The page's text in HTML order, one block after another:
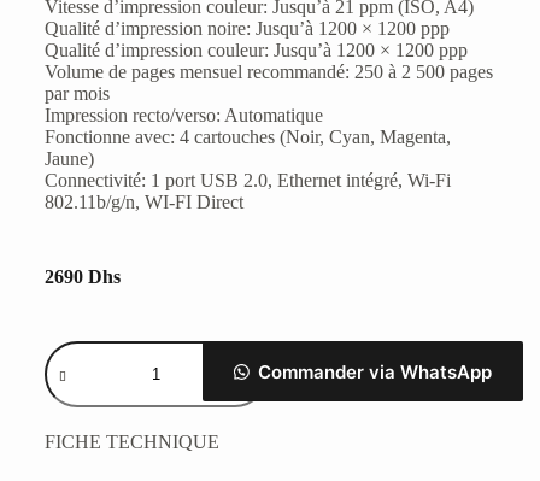
Vitesse d’impression couleur: Jusqu’à 21 ppm (ISO, A4)
Qualité d’impression noire: Jusqu’à 1200 × 1200 ppp
Qualité d’impression couleur: Jusqu’à 1200 × 1200 ppp
Volume de pages mensuel recommandé: 250 à 2 500 pages
par mois
Impression recto/verso: Automatique
Fonctionne avec: 4 cartouches (Noir, Cyan, Magenta,
Jaune)
Connectivité: 1 port USB 2.0, Ethernet intégré, Wi-Fi
802.11b/g/n, WI-FI Direct
2690 Dhs
Commander via WhatsApp
FICHE TECHNIQUE